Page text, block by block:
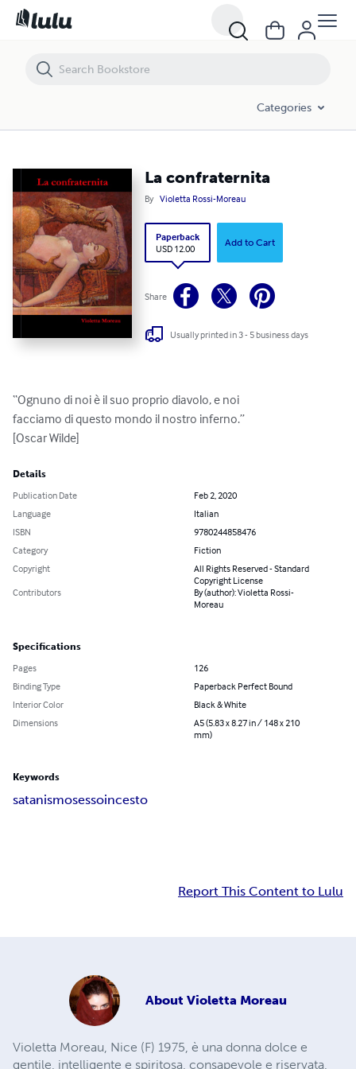
Categories
La confraternita
By Violetta Rossi-Moreau
Paperback
USD 12.00
Add to Cart
Share
Usually printed in 3 - 5 business days
“Ognuno di noi è il suo proprio diavolo, e noi
facciamo di questo mondo il nostro inferno.”
[Oscar Wilde]
Details
Publication Date
Feb 2, 2020
Language
Italian
ISBN
9780244858476
Category
Fiction
Copyright
All Rights Reserved - Standard
Copyright License
Contributors
By (author): Violetta Rossi-
Moreau
Specifications
Pages
126
Binding Type
Paperback Perfect Bound
Interior Color
Black & White
Dimensions
A5 (5.83 x 8.27 in / 148 x 210
mm)
Keywords
satanismosessoincesto
Report This Content to Lulu
About Violetta Moreau
Violetta Moreau, Nice (F) 1975, è una donna dolce e
gentile, intelligente e spiritosa, consapevole e riservata,
La confraternita